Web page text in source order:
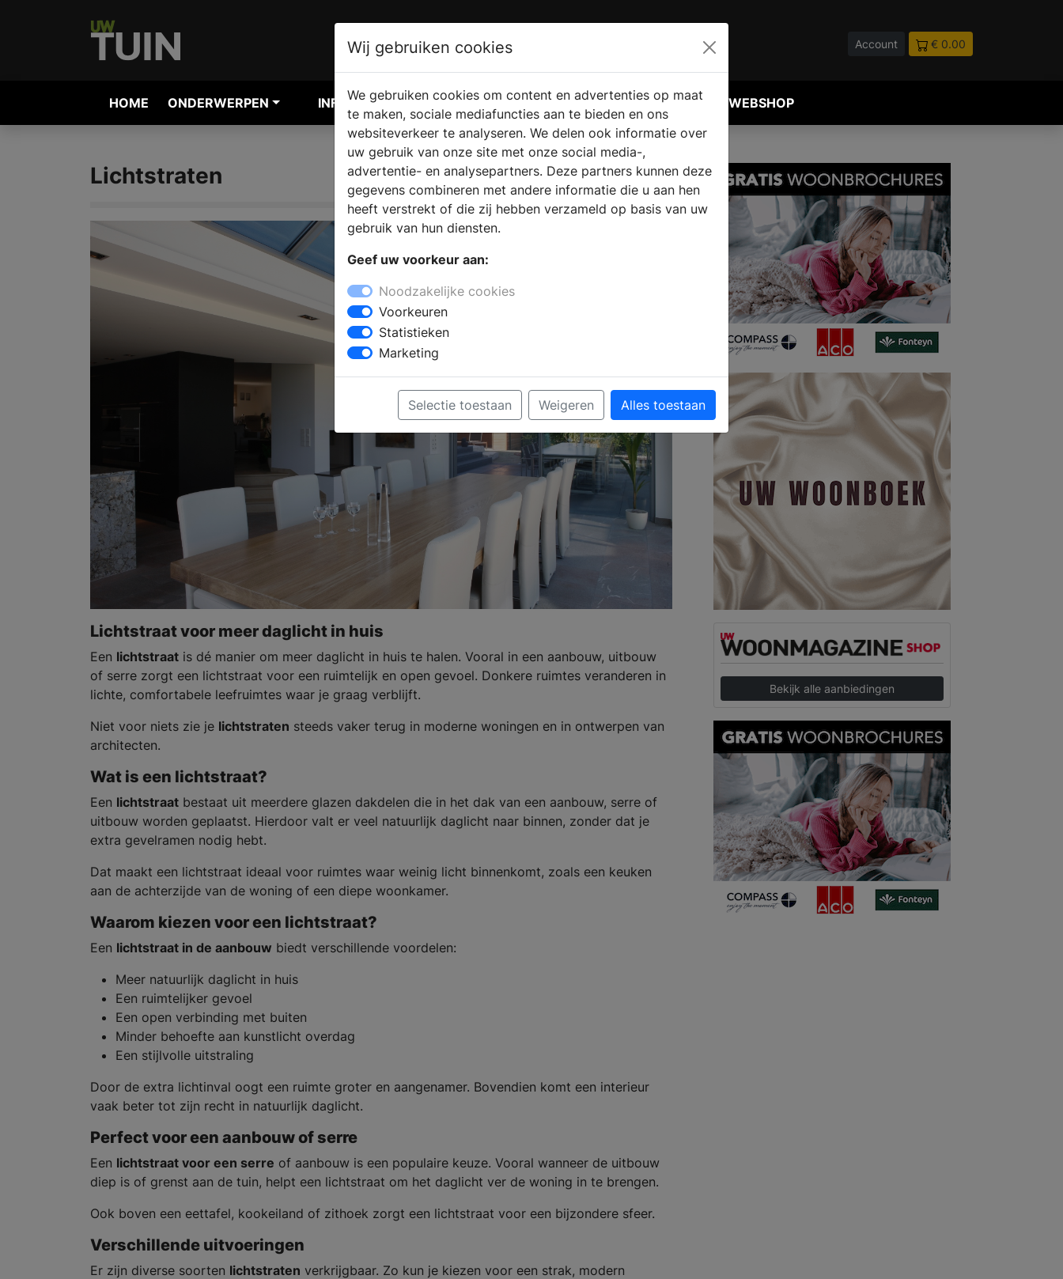
Account € 0.00
HOME ONDERWERPEN INFORMATIE AANVRAGEN VERKOOPLOCATIE VINDEN WEBSHOP
Lichtstraten
Lichtstraat voor meer daglicht in huis
Een lichtstraat is dé manier om meer daglicht in huis te halen. Vooral in een aanbouw, uitbouw
of serre zorgt een lichtstraat voor een ruimtelijk en open gevoel. Donkere ruimtes veranderen in
lichte, comfortabele leefruimtes waar je graag verblijft.
Niet voor niets zie je lichtstraten steeds vaker terug in moderne woningen en in ontwerpen van
architecten.
Wat is een lichtstraat?
Een lichtstraat bestaat uit meerdere glazen dakdelen die in het dak van een aanbouw, serre of
uitbouw worden geplaatst. Hierdoor valt er veel natuurlijk daglicht naar binnen, zonder dat je
extra gevelramen nodig hebt.
Dat maakt een lichtstraat ideaal voor ruimtes waar weinig licht binnenkomt, zoals een keuken
aan de achterzijde van de woning of een diepe woonkamer.
Waarom kiezen voor een lichtstraat?
Een lichtstraat in de aanbouw biedt verschillende voordelen:
Meer natuurlijk daglicht in huis
Een ruimtelijker gevoel
Een open verbinding met buiten
Minder behoefte aan kunstlicht overdag
Een stijlvolle uitstraling
Door de extra lichtinval oogt een ruimte groter en aangenamer. Bovendien komt een interieur
vaak beter tot zijn recht in natuurlijk daglicht.
Perfect voor een aanbouw of serre
Een lichtstraat voor een serre of aanbouw is een populaire keuze. Vooral wanneer de uitbouw
diep is of grenst aan de tuin, helpt een lichtstraat om het daglicht ver de woning in te brengen.
Ook boven een eettafel, kookeiland of zithoek zorgt een lichtstraat voor een bijzondere sfeer.
Verschillende uitvoeringen
Er zijn diverse soorten lichtstraten verkrijgbaar. Zo kun je kiezen voor een strak, modern
Bekijk alle aanbiedingen
Wij gebruiken cookies
We gebruiken cookies om content en advertenties op maat
te maken, sociale mediafuncties aan te bieden en ons
websiteverkeer te analyseren. We delen ook informatie over
uw gebruik van onze site met onze social media-,
advertentie- en analysepartners. Deze partners kunnen deze
gegevens combineren met andere informatie die u aan hen
heeft verstrekt of die zij hebben verzameld op basis van uw
gebruik van hun diensten.
Geef uw voorkeur aan:
Noodzakelijke cookies
Voorkeuren
Statistieken
Marketing
Selectie toestaan Weigeren Alles toestaan